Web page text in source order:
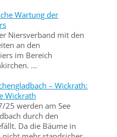
Wartung der
Niersverband mit den
an den
im Bereich
...
– Wickrath:
Wickrath
25 werden am See
durch den
Da die Bäume in